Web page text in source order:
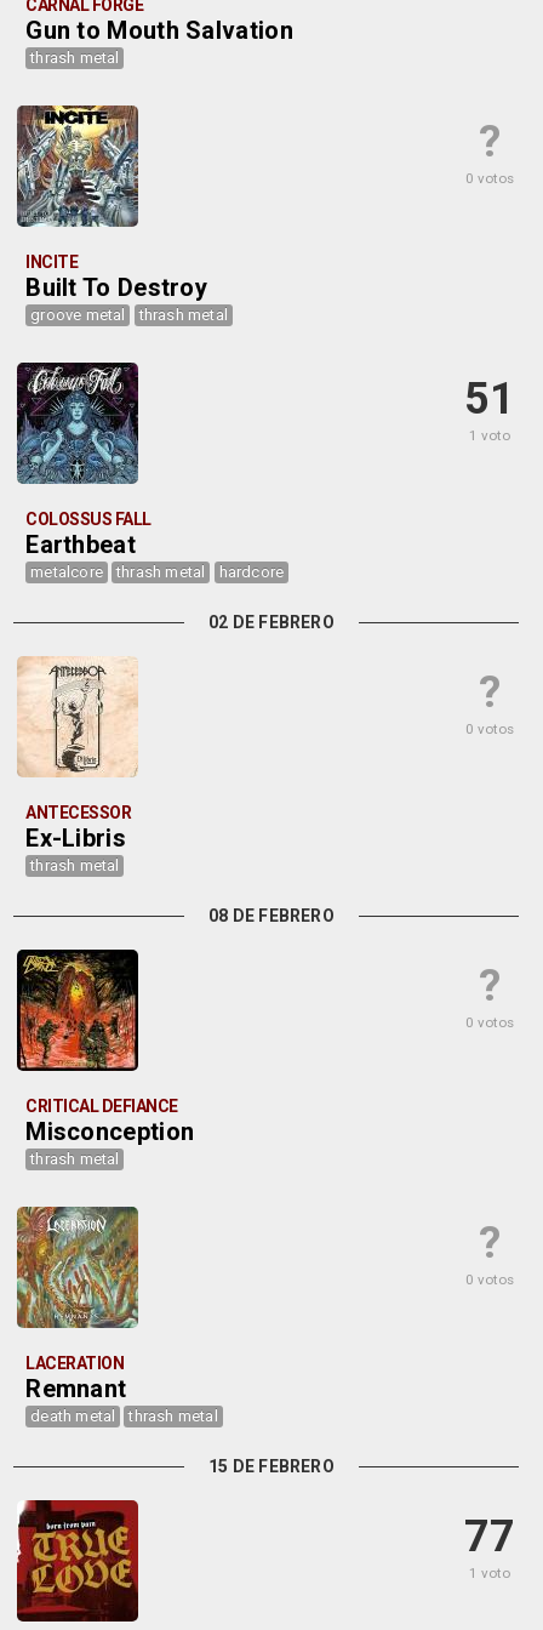
CARNAL FORGE
Gun to Mouth Salvation
thrash metal
?
0 votos
INCITE
Built To Destroy
groove metal thrash metal
51
1 voto
COLOSSUS FALL
Earthbeat
metalcore thrash metal hardcore
02 DE FEBRERO
?
0 votos
ANTECESSOR
Ex-Libris
thrash metal
08 DE FEBRERO
?
0 votos
CRITICAL DEFIANCE
Misconception
thrash metal
?
0 votos
LACERATION
Remnant
death metal thrash metal
15 DE FEBRERO
77
1 voto